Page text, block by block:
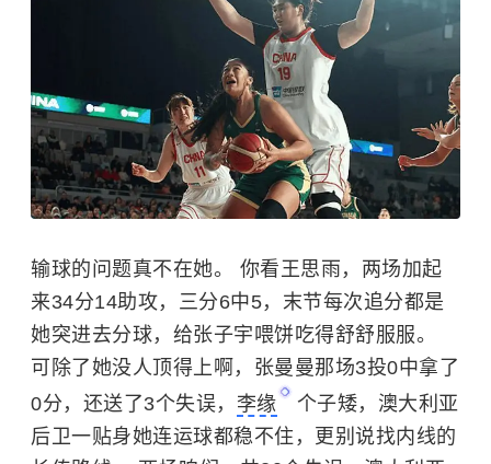
输球的问题真不在她。 你看王思雨，两场加起
来34分14助攻，三分6中5，末节每次追分都是
她突进去分球，给张子宇喂饼吃得舒舒服服。
可除了她没人顶得上啊，张曼曼那场3投0中拿了
0分，还送了3个失误， 李缘
个子矮，澳大利亚
后卫一贴身她连运球都稳不住，更别说找内线的